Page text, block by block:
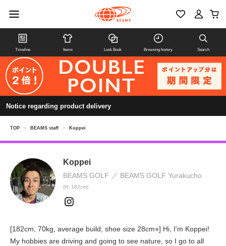
Timeline Items Look Book Browsing history Search
Notice regarding product delivery
TOP > BEAMS staff > Koppei
Koppei
BEAMS GOLF BEAMS GOLF Yurakucho
(H: 182cm)
[182cm, 70kg, average build, shoe size 28cm⭐︎] Hi, I'm Koppei!
My hobbies are driving and going to see nature, so I go to all